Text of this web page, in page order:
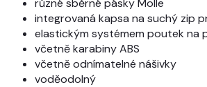
integrovaná kapsa na suchý zip
elastickým systémem poutek na
včetně karabiny ABS
včetně odnímatelné nášivky
voděodolný